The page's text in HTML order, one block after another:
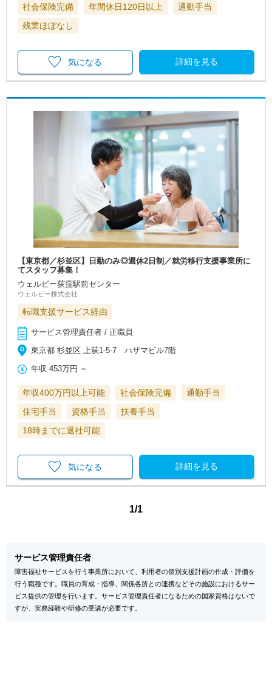
社会保険完備 年間休日120日以上
通勤手当
残業ほぼなし
詳細を見る
気になる
【東京都／杉並区】日勤のみ◎週休2日制／就労移行支援事業所に
てスタッフ募集！
ウェルビー荻窪駅前センター
ウェルビー株式会社
転職支援サービス経由
サービス管理責任者 / 正職員
東京都 杉並区 上荻1-5-7 ハザマビル7階
年収 453万円 ～
年収400万円以上可能 社会保険完備
通勤手当
住宅手当
資格手当
扶養手当
18時までに退社可能
詳細を見る
気になる
1/1
サービス管理責任者
障害福祉サービスを行う事業所において、利用者の個別支援計画の作成・評価を
行う職種です。職員の育成・指導、関係各所との連携などその施設におけるサー
ビス提供の管理を行います。サービス管理責任者になるための国家資格はないで
すが、実務経験や研修の受講が必要です。